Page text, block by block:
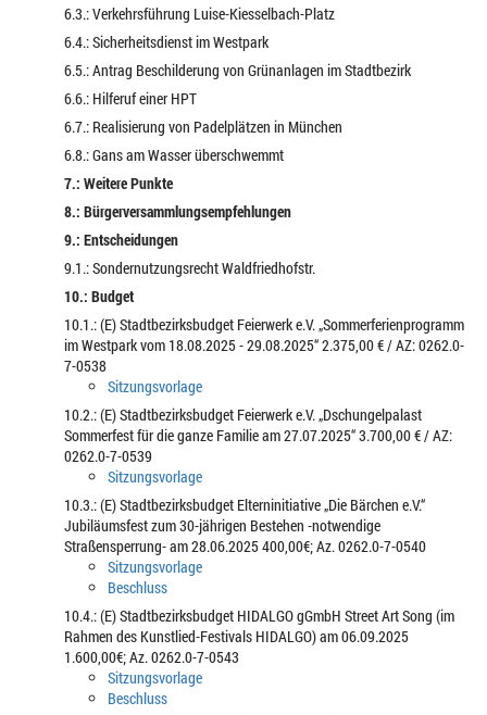
6.3.: Verkehrsführung Luise-Kiesselbach-Platz
6.4.: Sicherheitsdienst im Westpark
6.5.: Antrag Beschilderung von Grünanlagen im Stadtbezirk
6.6.: Hilferuf einer HPT
6.7.: Realisierung von Padelplätzen in München
6.8.: Gans am Wasser überschwemmt
7.: Weitere Punkte
8.: Bürgerversammlungsempfehlungen
9.: Entscheidungen
9.1.: Sondernutzungsrecht Waldfriedhofstr.
10.: Budget
10.1.: (E) Stadtbezirksbudget Feierwerk e.V. „Sommerferienprogramm
im Westpark vom 18.08.2025 - 29.08.2025“ 2.375,00 € / AZ: 0262.0-
7-0538
Sitzungsvorlage
10.2.: (E) Stadtbezirksbudget Feierwerk e.V. „Dschungelpalast
Sommerfest für die ganze Familie am 27.07.2025“ 3.700,00 € / AZ:
0262.0-7-0539
Sitzungsvorlage
10.3.: (E) Stadtbezirksbudget Elterninitiative „Die Bärchen e.V.“
Jubiläumsfest zum 30-jährigen Bestehen -notwendige
Straßensperrung- am 28.06.2025 400,00€; Az. 0262.0-7-0540
Sitzungsvorlage
Beschluss
10.4.: (E) Stadtbezirksbudget HIDALGO gGmbH Street Art Song (im
Rahmen des Kunstlied-Festivals HIDALGO) am 06.09.2025
1.600,00€; Az. 0262.0-7-0543
Sitzungsvorlage
Beschluss